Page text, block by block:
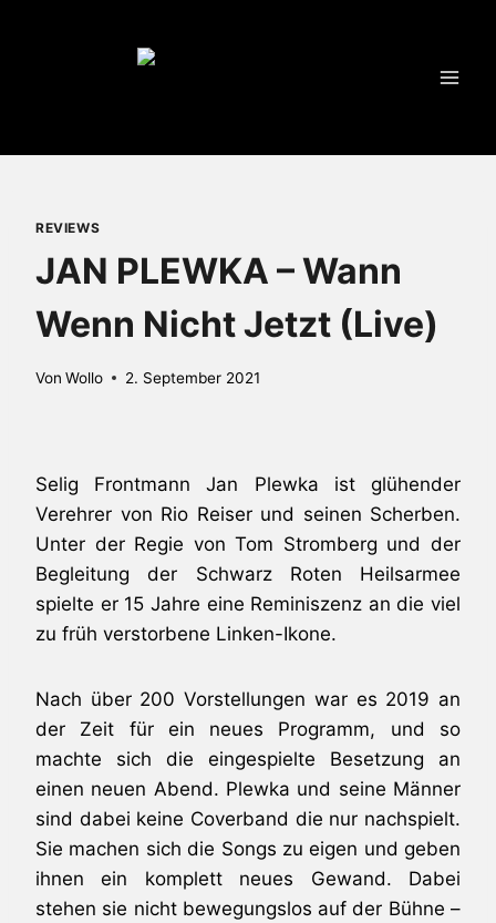
REVIEWS
JAN PLEWKA – Wann
Wenn Nicht Jetzt (Live)
Von Wollo 2. September 2021
Selig Frontmann Jan Plewka ist glühender
Verehrer von Rio Reiser und seinen Scherben.
Unter der Regie von Tom Stromberg und der
Begleitung der Schwarz Roten Heilsarmee
spielte er 15 Jahre eine Reminiszenz an die viel
zu früh verstorbene Linken-Ikone.
Nach über 200 Vorstellungen war es 2019 an
der Zeit für ein neues Programm, und so
machte sich die eingespielte Besetzung an
einen neuen Abend. Plewka und seine Männer
sind dabei keine Coverband die nur nachspielt.
Sie machen sich die Songs zu eigen und geben
ihnen ein komplett neues Gewand. Dabei
stehen sie nicht bewegungslos auf der Bühne –